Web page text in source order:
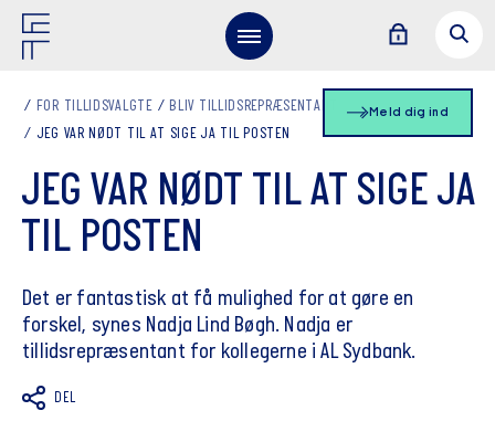
Meld dig ind
FOR TILLIDSVALGTE
BLIV TILLIDSREPRÆSENTANT
JEG VAR NØDT TIL AT SIGE JA TIL POSTEN
JEG VAR NØDT TIL AT SIGE JA
TIL POSTEN
Det er fantastisk at få mulighed for at gøre en
forskel, synes Nadja Lind Bøgh. Nadja er
tillidsrepræsentant for kollegerne i AL Sydbank.
DEL